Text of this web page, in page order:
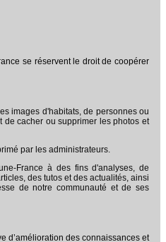
se réservent le droit de coopérer
images d'habitats, de personnes ou
de cacher ou supprimer les photos et
par les administrateurs.
France à des fins d'analyses, de
des tutos et des actualités, ainsi
de notre communauté et de ses
d’amélioration des connaissances et